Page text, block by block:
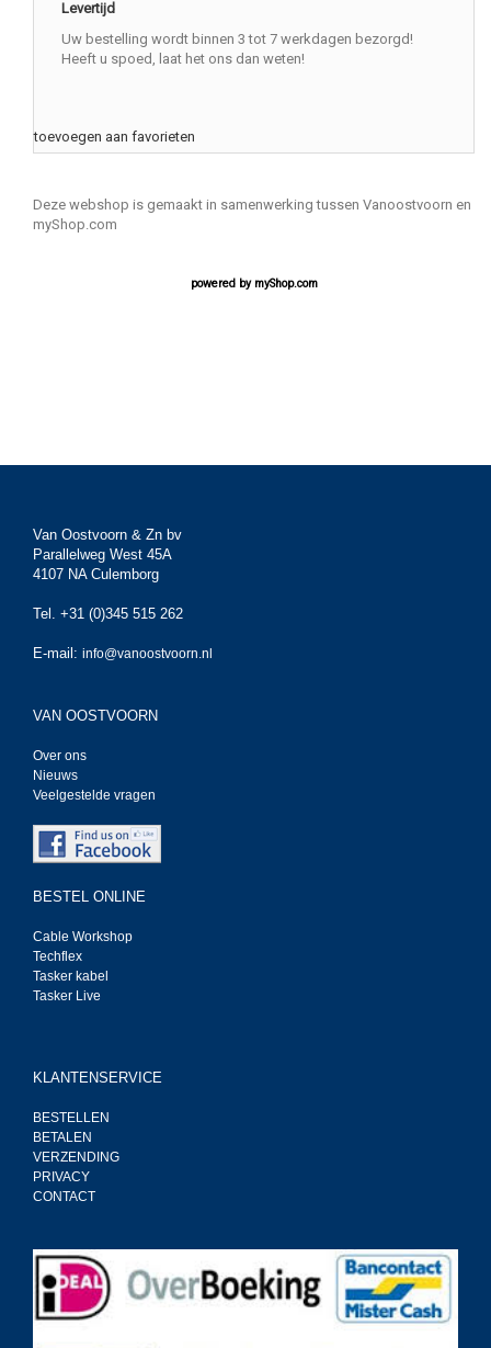
Levertijd
Uw bestelling wordt binnen 3 tot 7 werkdagen bezorgd!
Heeft u spoed, laat het ons dan weten!
toevoegen aan favorieten
Deze webshop is gemaakt in samenwerking tussen Vanoostvoorn en
myShop.com
powered by myShop.com
Van Oostvoorn & Zn bv
Parallelweg West 45A
4107 NA Culemborg
Tel. +31 (0)345 515 262
E-mail: info@vanoostvoorn.nl
VAN OOSTVOORN
Over ons
Nieuws
Veelgestelde vragen
BESTEL ONLINE
Cable Workshop
Techflex
Tasker kabel
Tasker Live
KLANTENSERVICE
BESTELLEN
BETALEN
VERZENDING
PRIVACY
CONTACT